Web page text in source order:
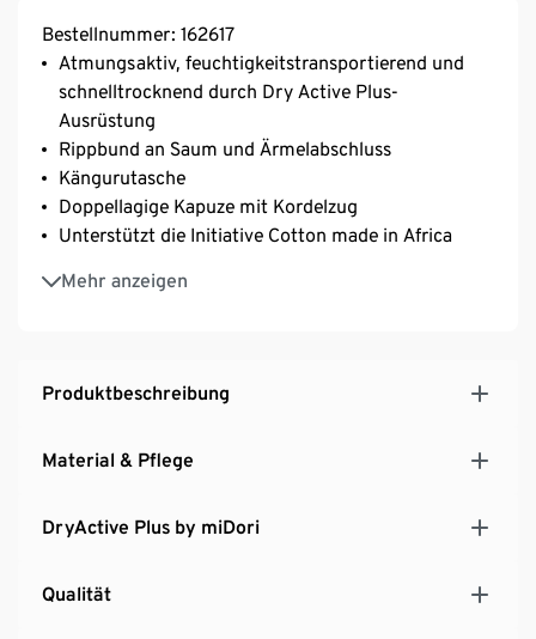
Bestellnummer: 162617
Atmungsaktiv, feuchtigkeitstransportierend und
schnelltrocknend durch Dry Active Plus-
Ausrüstung
Rippbund an Saum und Ärmelabschluss
Kängurutasche
Doppellagige Kapuze mit Kordelzug
Unterstützt die Initiative Cotton made in Africa
Mehr anzeigen
Dieser Sport-Hoodie unterstützt die Farmer*innen
Produktbeschreibung
Material & Pflege
DryActive Plus by miDori
Qualität